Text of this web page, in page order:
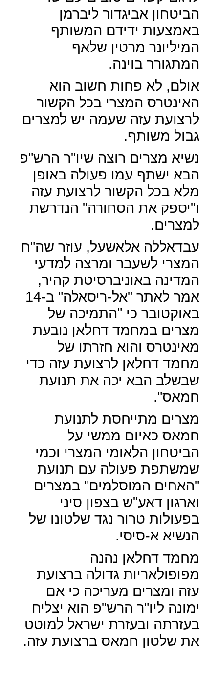
הביטחון אביגדור ליברמן
באמצעות ידידם המשותף
המיליונר מרטין שלאף
המתגורר בוינה.
אולם, לא פחות חשוב הוא
האינטרס המצרי בכל הקשור
לרצועת עזה שעמה יש למצרים
גבול משותף.
נשיא מצרים רוצה שיו"ר הרש"פ
הבא ישתף עמו פעולה באופן
מלא בכל הקשור לרצועת עזה
ו"יספק את הסחורה" הנדרשת
למצרים.
עבדאללה אלאשעל, עוזר שה"ח
המצרי לשעבר ומרצה למדעי
המדינה באוניברסיטת קהיר,
אמר לאתר "אל-ריסאלה" ב-14
באוקטובר כי "התמיכה של
מצרים במחמד דחלאן נובעת
מאינטרס והוא חזרתו של
מחמד דחלאן לרצועת עזה כדי
שבשלב הבא יכה את תנועת
חמאס".
מצרים מתייחסת לתנועת
חמאס כאיום ממשי על
הביטחון הלאומי המצרי וכמי
שמשתפת פעולה עם תנועת
"האחים המוסלמים" במצרים
וארגון דאע"ש בצפון סיני
בפעולות טרור נגד שלטונו של
הנשיא א-סיסי.
מחמד דחלאן נהנה
מפופולאריות גדולה ברצועת
עזה ומצרים מעריכה כי אם
ימונה ליו"ר הרש"פ הוא יצליח
בעזרתה ובעזרת ישראל למוטט
את שלטון חמאס ברצועת עזה.